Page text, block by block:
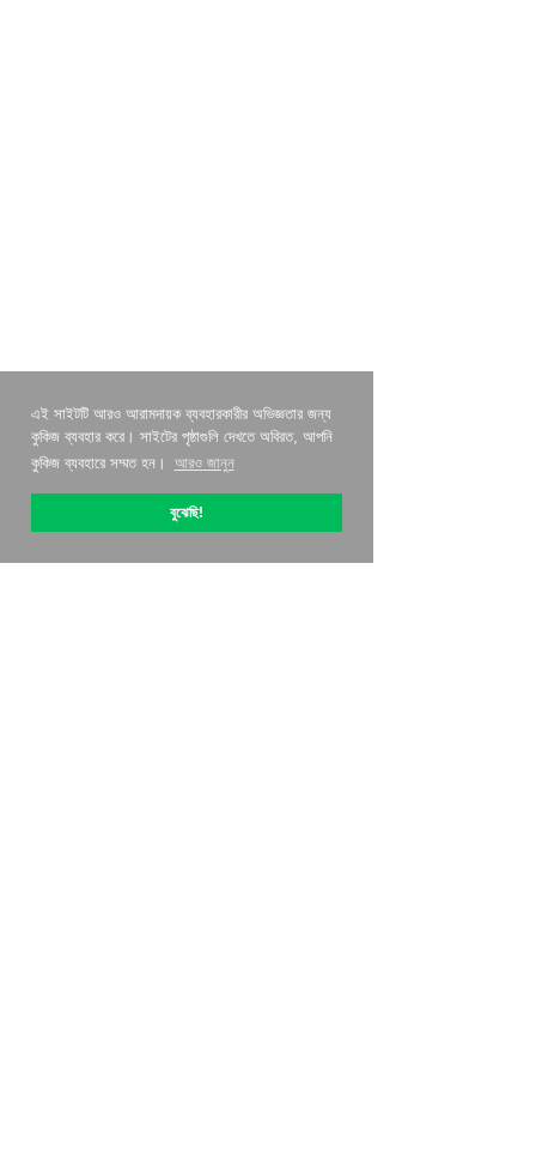
এই সাইটটি আরও আরামদায়ক ব্যবহারকারীর অভিজ্ঞতার জন্য
কুকিজ ব্যবহার করে। সাইটের পৃষ্ঠাগুলি দেখতে অবিরত, আপনি
কুকিজ ব্যবহারে সম্মত হন।
আরও জানুন
বুঝেছি!